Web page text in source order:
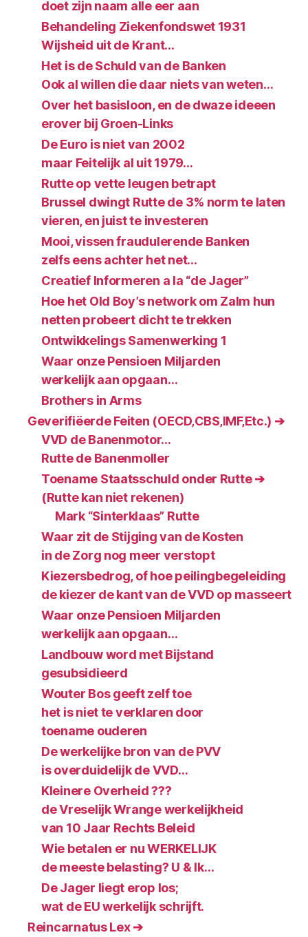
doet zijn naam alle eer aan
Behandeling Ziekenfondswet 1931
Wijsheid uit de Krant…
Het is de Schuld van de Banken
Ook al willen die daar niets van weten…
Over het basisloon, en de dwaze ideeen
erover bij Groen-Links
De Euro is niet van 2002
maar Feitelijk al uit 1979…
Rutte op vette leugen betrapt
Brussel dwingt Rutte de 3% norm te laten
vieren, en juist te investeren
Mooi, vissen fraudulerende Banken
zelfs eens achter het net…
Creatief Informeren a la “de Jager”
Hoe het Old Boy’s network om Zalm hun
netten probeert dicht te trekken
Ontwikkelings Samenwerking 1
Waar onze Pensioen Miljarden
werkelijk aan opgaan…
Brothers in Arms
Geverifiëerde Feiten (OECD‚CBS‚IMF‚Etc.) ➔
VVD de Banenmotor…
Rutte de Banenmoller
Toename Staatsschuld onder Rutte ➔
(Rutte kan niet rekenen)
Mark “Sinterklaas” Rutte
Waar zit de Stijging van de Kosten
in de Zorg nog meer verstopt
Kiezersbedrog, of hoe peilingbegeleiding
de kiezer de kant van de VVD op masseert
Waar onze Pensioen Miljarden
werkelijk aan opgaan…
Landbouw word met Bijstand
gesubsidieerd
Wouter Bos geeft zelf toe
het is niet te verklaren door
toename ouderen
De werkelijke bron van de PVV
is overduidelijk de VVD…
Kleinere Overheid ???
de Vreselijk Wrange werkelijkheid
van 10 Jaar Rechts Beleid
Wie betalen er nu WERKELIJK
de meeste belasting? U & Ik…
De Jager liegt erop los;
wat de EU werkelijk schrijft.
Reincarnatus Lex ➔